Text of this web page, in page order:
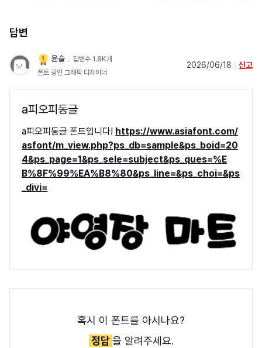
답변
윤슬 ﹒ 답변수 1.8K개
폰트 광인 그래픽 디자이너
2026/06/18 신고
a피오피동글
a피오피동글 폰트입니다! https://www.asiafont.com/
asfont/m_view.php?ps_db=sample&ps_boid=20
4&ps_page=1&ps_sele=subject&ps_ques=%E
B%8F%99%EA%B8%80&ps_line=&ps_choi=&ps
_divi=
혹시 이 폰트를 아시나요?
정답을 알려주세요.